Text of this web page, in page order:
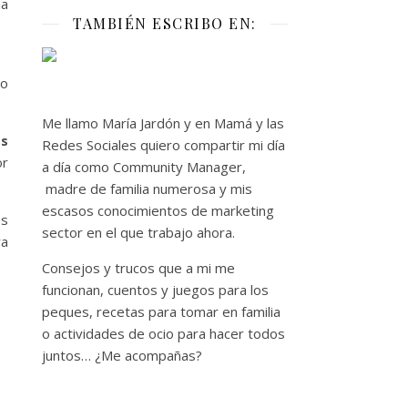
TAMBIÉN ESCRIBO EN:
Me llamo María Jardón y en Mamá y las
Redes Sociales quiero compartir mi día
a día como Community Manager,
madre de familia numerosa y mis
escasos conocimientos de marketing
sector en el que trabajo ahora.
Consejos y trucos que a mi me
funcionan, cuentos y juegos para los
peques, recetas para tomar en familia
o actividades de ocio para hacer todos
juntos… ¿Me acompañas?